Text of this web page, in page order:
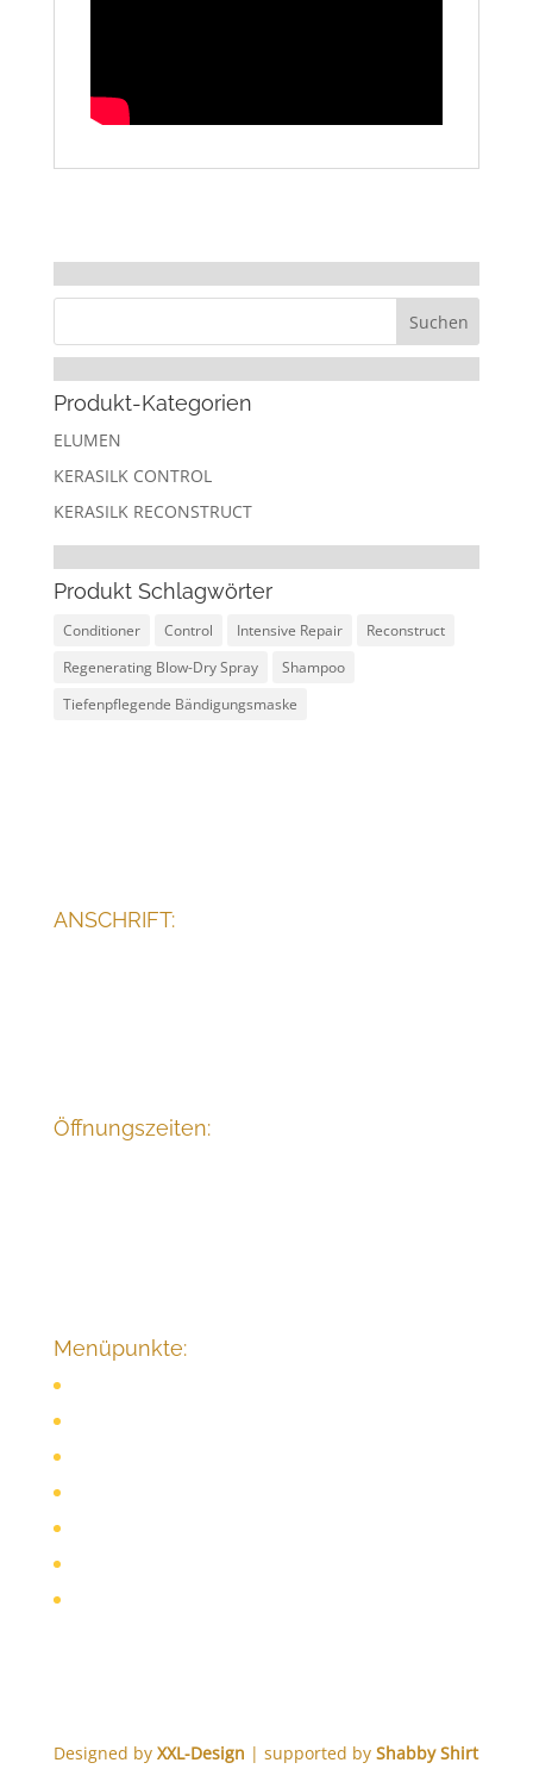
Produkt-Kategorien
ELUMEN
KERASILK CONTROL
KERASILK RECONSTRUCT
Produkt Schlagwörter
Conditioner Control Intensive Repair
Reconstruct
Regenerating Blow-Dry Spray
Shampoo
Tiefenpflegende Bändigungsmaske
ANSCHRIFT:
Öffnungszeiten:
Menüpunkte:
Designed byXXL-Design | supported byShabby Shirt